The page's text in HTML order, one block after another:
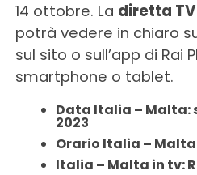
14 ottobre. La diretta
potrà vedere in chiaro
sul sito o sull’app di Rai
smartphone o tablet.
Data Italia – Malta:
2023
Orario Italia –
Italia – Malta in tv: